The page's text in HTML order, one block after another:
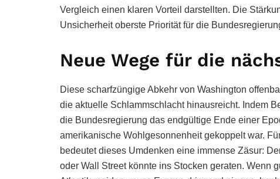
Vergleich einen klaren Vorteil darstellten. Die
Unsicherheit oberste Priorität für die
Neue Wege für die
Diese scharfzüngige Abkehr von Washington
die aktuelle Schlammschlacht hinausreicht. Indem
die Bundesregierung das endgültige Ende einer
amerikanische Wohlgesonnenheit gekoppelt war.
bedeutet dieses Umdenken eine immense Zäsur:
oder Wall Street könnte ins Stocken geraten. Wenn